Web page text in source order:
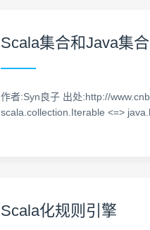
Scala集合和Java集
作者:Syn良子 出处:http://
scala.collection.Iterable <=>
Scala化规则引擎